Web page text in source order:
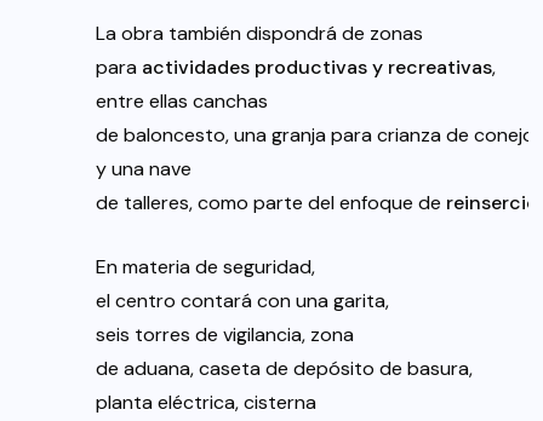
La obra también dispondrá de zonas
para actividades productivasy recreativas,
entre ellas canchas
de baloncesto, una granja para crianza de
y una nave
de talleres, como parte del enfoque de
En materia de seguridad,
el centro contará con una garita,
seis torres de vigilancia, zona
de aduana, caseta de depósito de basura,
planta eléctrica, cisterna